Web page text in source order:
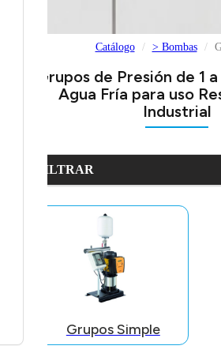
Catálogo > Bombas
Grupos de Presión de 1
Agua Fría para uso
Industrial
FILTRAR
Grupos Simple